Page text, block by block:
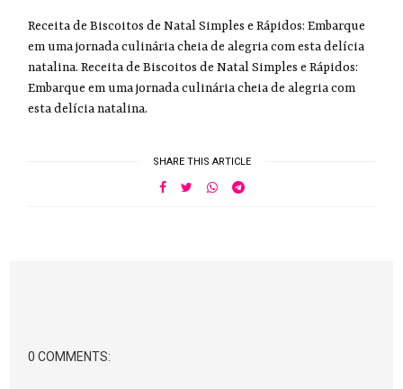
Receita de Biscoitos de Natal Simples e Rápidos: Embarque
em uma jornada culinária cheia de alegria com esta delícia
natalina. Receita de Biscoitos de Natal Simples e Rápidos:
Embarque em uma jornada culinária cheia de alegria com
esta delícia natalina.
SHARE THIS ARTICLE
0 COMMENTS: